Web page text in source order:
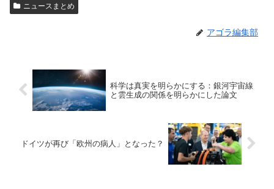
ニュースまとめ
アゴラ編集部
科学は真実を明らかにする：銀河宇宙線
と雲生成の関係を明らかにした論文
ドイツが再び「欧州の病人」となった？